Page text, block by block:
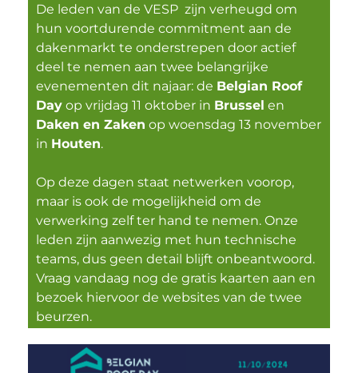
De leden van de VESP zijn verheugd om
hun voortdurende commitment aan de
dakenmarkt te onderstrepen door actief
deel te nemen aan twee belangrijke
evenementen dit najaar: de Belgian Roof
Dayop vrijdag 11 oktober in Brussel en
Daken en Zaken op woensdag 13 november
in Houten.
Op deze dagen staat netwerken voorop,
maar is ook de mogelijkheid om de
verwerking zelf ter hand te nemen. Onze
leden zijn aanwezig met hun technische
teams, dus geen detail blijft onbeantwoord.
Vraag vandaag nog de gratis kaarten aan en
bezoek hiervoor de websites van de twee
beurzen.